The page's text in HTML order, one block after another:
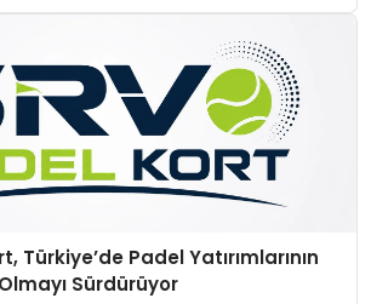
Türkiye’de Padel Yatırımlarının
Sürdürüyor